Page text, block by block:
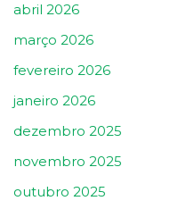
abril 2026
março 2026
fevereiro 2026
janeiro 2026
dezembro 2025
novembro 2025
outubro 2025